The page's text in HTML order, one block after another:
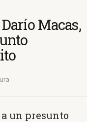
Macas,
un presunto